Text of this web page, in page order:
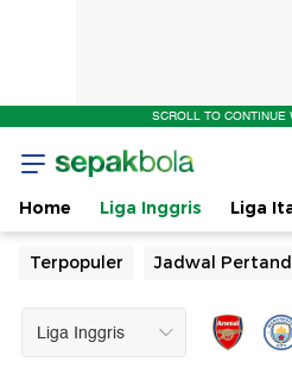
SCROLL TO CONTINUE
Home Liga Inggris Liga
Terpopuler Jadwal